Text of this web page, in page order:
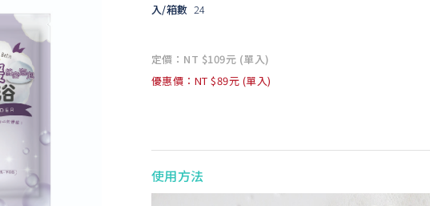
入/箱數 24
定價：NT $109元 (單入)
優惠價：NT $89元 (單入)
使用方法